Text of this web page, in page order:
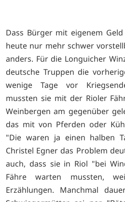
Dass Bürger mit eigenem
heute nur mehr schwer
anders. Für die Longuicher
deutsche Truppen die
wenige Tage vor
mussten sie mit der Rioler
Weinbergen am gegenüber
das mit von Pferden oder
"Die waren ja einen halben
Christel Egner das Problem
auch, dass sie in Riol "bei
Fähre warten mussten,
Erzählungen. Manchmal